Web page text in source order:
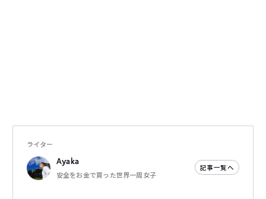
ライター
Ayaka
安全をお金で買った世界一周女子
記事一覧へ